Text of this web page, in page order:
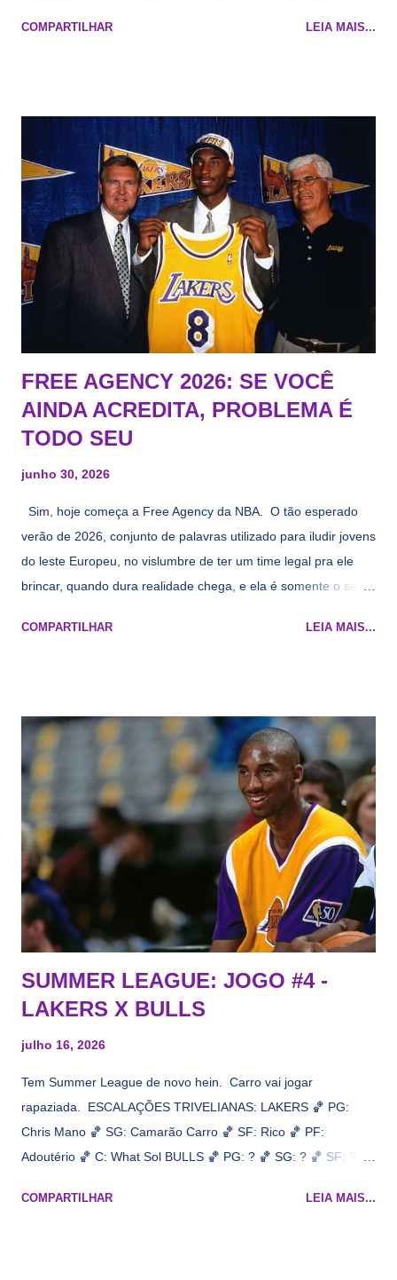
Na quadra Transmissão: NBA League Pass
COMPARTILHAR LEIA MAIS...
FREE AGENCY 2026: SE VOCÊ
AINDA ACREDITA, PROBLEMA É
TODO SEU
junho 30, 2026
Sim, hoje começa a Free Agency da NBA. O tão esperado
verão de 2026, conjunto de palavras utilizado para iludir jovens
do leste Europeu, no vislumbre de ter um time legal pra ele
brincar, quando dura realidade chega, e ela é somente o seu
cara de decrépito, mas que aparentemente ainda é jovem.
vezes a gente esquece mesmo. Então, como diria o Marcelo
Tas no Telecurso 2000 , É HORA DA REVISÃO! Ah, e quase
todos esses nomes foram linkados ao Lakers. Se de fato há o
interesse, não importa, o nosso compromisso é sempre com a
informação, a veracidade vem depois. E do Lakers hein? Até
agora nada de Ruim Hachaomuro (dizem que Nets tem
interesse) e LeBrão James - esse sendo assediado pelo
Draymond Green enquanto chora pro Cavs contrat...
COMPARTILHAR LEIA MAIS...
SUMMER LEAGUE: JOGO #4 -
LAKERS X BULLS
julho 16, 2026
Tem Summer League de novo hein. Carro vai jogar
rapaziada. ESCALAÇÕES TRIVELIANAS: LAKERS 🏀 PG:
Chris Mano 🏀 SG: Camarão Carro 🏀 SF: Rico 🏀 PF:
Adoutério 🏀 C: What Sol BULLS 🏀 PG: ? 🏀 SG: ? 🏀 SF: ? 🏀
19h00 Local: Las Vegas Transmissão: NBA League Pass,
COMPARTILHAR LEIA MAIS...